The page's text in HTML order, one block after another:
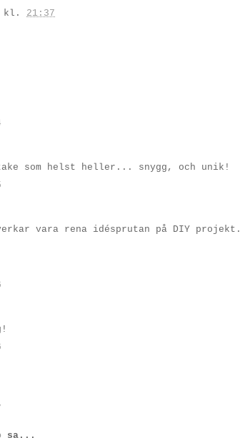
kl. 21:37
som helst heller... snygg, och unik!
vara rena idésprutan på DIY projekt.
sa...